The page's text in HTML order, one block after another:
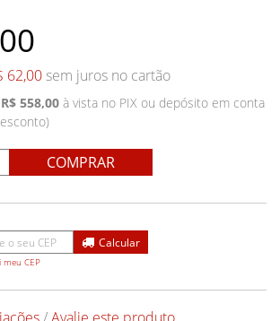
62,00 sem juros no cartão
R$ 558,00 à vista no PIX ou depósito em conta
COMPRAR
meu CEP